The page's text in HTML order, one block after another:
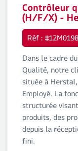
Contrôleur
(H/F/X) -
Réf :
Dans le cadre
Qualité, notre
située à
Employé. La
structurée
produits, des
depuis la
fini.